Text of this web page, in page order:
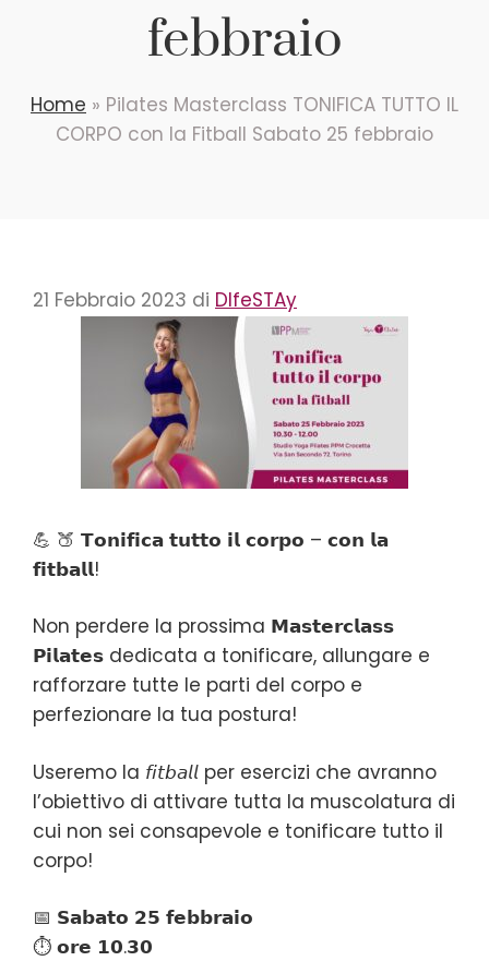
febbraio
Home » Pilates Masterclass TONIFICA TUTTO IL
CORPO con la Fitball Sabato 25 febbraio
21 Febbraio 2023 di DIfeSTAy
💪 🍑 𝗧𝗼𝗻𝗶𝗳𝗶𝗰𝗮 𝘁𝘂𝘁𝘁𝗼 𝗶𝗹 𝗰𝗼𝗿𝗽𝗼 – 𝗰𝗼𝗻 𝗹𝗮
𝗳𝗶𝘁𝗯𝗮𝗹𝗹!
Non perdere la prossima 𝗠𝗮𝘀𝘁𝗲𝗿𝗰𝗹𝗮𝘀𝘀
𝗣𝗶𝗹𝗮𝘁𝗲𝘀 dedicata a tonificare, allungare e
rafforzare tutte le parti del corpo e
perfezionare la tua postura!
Useremo la 𝘧𝘪𝘵𝘣𝘢𝘭𝘭 per esercizi che avranno
l’obiettivo di attivare tutta la muscolatura di
cui non sei consapevole e tonificare tutto il
corpo!
📅 𝗦𝗮𝗯𝗮𝘁𝗼 𝟮𝟱 𝗳𝗲𝗯𝗯𝗿𝗮𝗶𝗼
⏱️ 𝗼𝗿𝗲 𝟭𝟬.𝟯𝟬